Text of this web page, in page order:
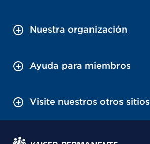
Nuestra organización
Ayuda para miembros
Visite nuestros otros sitios